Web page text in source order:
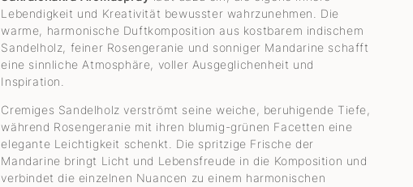
Lebendigkeit und Kreativität bewusster wahrzunehmen. Die
warme, harmonische Duftkomposition aus kostbarem indischem
Sandelholz, feiner Rosengeranie und sonniger Mandarine schafft
eine sinnliche Atmosphäre, voller Ausgeglichenheit und
Inspiration.
Cremiges Sandelholz verströmt seine weiche, beruhigende Tiefe,
während Rosengeranie mit ihren blumig-grünen Facetten eine
elegante Leichtigkeit schenkt. Die spritzige Frische der
Mandarine bringt Licht und Lebensfreude in die Komposition und
verbindet die einzelnen Nuancen zu einem harmonischen